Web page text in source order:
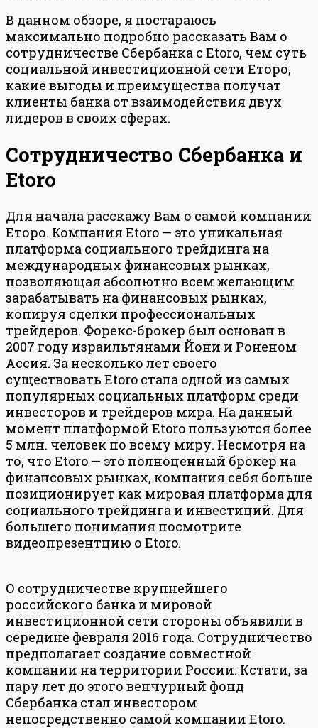
В данном обзоре, я постараюсь
максимально подробно рассказать Вам о
сотрудничестве Сбербанка с Etoro, чем суть
социальной инвестиционной сети Еторо,
какие выгоды и преимущества получат
клиенты банка от взаимодействия двух
лидеров в своих сферах.
Сотрудничество Сбербанка и
Etoro
Для начала расскажу Вам о самой компании
Еторо. Компания Etoro — это уникальная
платформа социального трейдинга на
международных финансовых рынках,
позволяющая абсолютно всем желающим
зарабатывать на финансовых рынках,
копируя сделки профессиональных
трейдеров. Форекс-брокер был основан в
2007 году израильтянами Йони и Роненом
Ассия. За несколько лет своего
существовать Etoro стала одной из самых
популярных социальных платформ среди
инвесторов и трейдеров мира. На данный
момент платформой Etoro пользуются более
5 млн. человек по всему миру. Несмотря на
то, что Etoro — это полноценный брокер на
финансовых рынках, компания себя больше
позиционирует как мировая платформа для
социального трейдинга и инвестиций. Для
большего понимания посмотрите
видеопрезентцию о Etoro.
О сотрудничестве крупнейшего
российского банка и мировой
инвестиционной сети стороны объявили в
середине февраля 2016 года. Сотрудничество
предполагает создание совместной
компании на территории России. Кстати, за
пару лет до этого венчурный фонд
Сбербанка стал инвестором
непосредственно самой компании Etoro.